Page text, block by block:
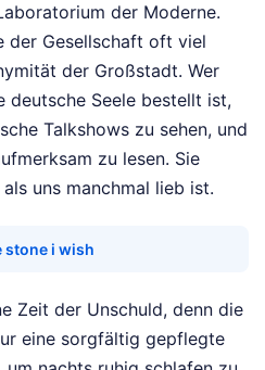
der Moderne.
der Gesellschaft oft viel
der Großstadt. Wer
deutsche Seele bestellt ist,
Talkshows zu sehen, und
zu lesen. Sie
uns manchmal lieb ist.
stone i wish
Zeit der Unschuld, denn die
eine sorgfältig gepflegte